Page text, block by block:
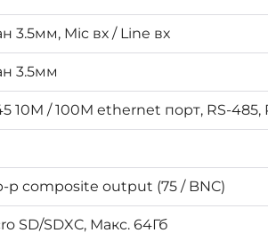
3.5мм, Mic вх / Line вх
3.5мм
10M / 100M ethernet порт, RS-485,
p composite output (75 / BNC)
SD/SDXC, Макс. 64Гб